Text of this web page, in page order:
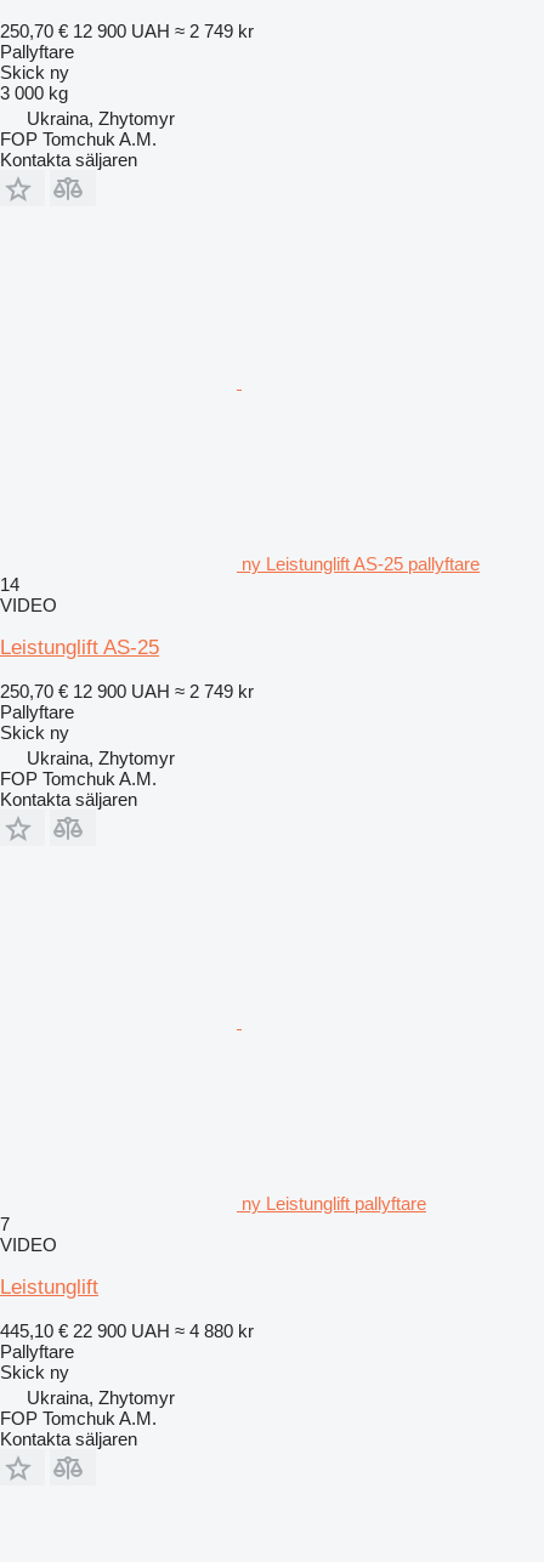
250,70 € 12 900 UAH ≈ 2 749 kr
Pallyftare
Skick ny
3 000 kg
Ukraina, Zhytomyr
FOP Tomchuk A.M.
Kontakta säljaren
ny Leistunglift AS-25 pallyftare
14
VIDEO
Leistunglift AS-25
250,70 € 12 900 UAH ≈ 2 749 kr
Pallyftare
Skick ny
Ukraina, Zhytomyr
FOP Tomchuk A.M.
Kontakta säljaren
ny Leistunglift pallyftare
7
VIDEO
Leistunglift
445,10 € 22 900 UAH ≈ 4 880 kr
Pallyftare
Skick ny
Ukraina, Zhytomyr
FOP Tomchuk A.M.
Kontakta säljaren